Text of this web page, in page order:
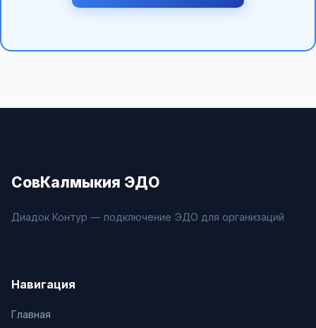
СовКалмыкия ЭДО
Диадок Контур — подключение ЭДО для организаций
Навигация
Главная